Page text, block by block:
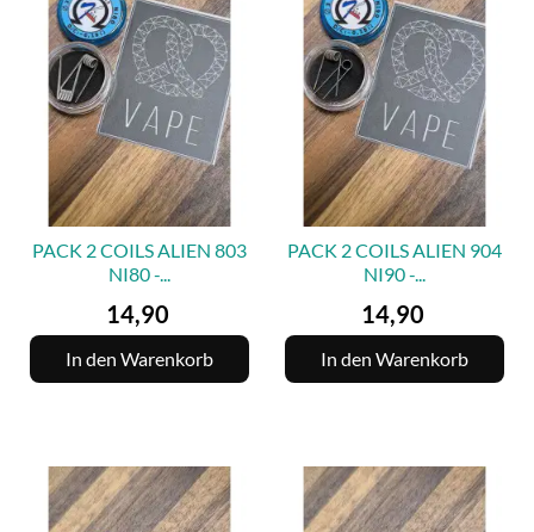
PACK 2 COILS ALIEN 803
NI80 -...
Preis
14,90
In den Warenkorb
PACK 2 COILS ALIEN 904
NI90 -...
Preis
14,90
In den Warenkorb